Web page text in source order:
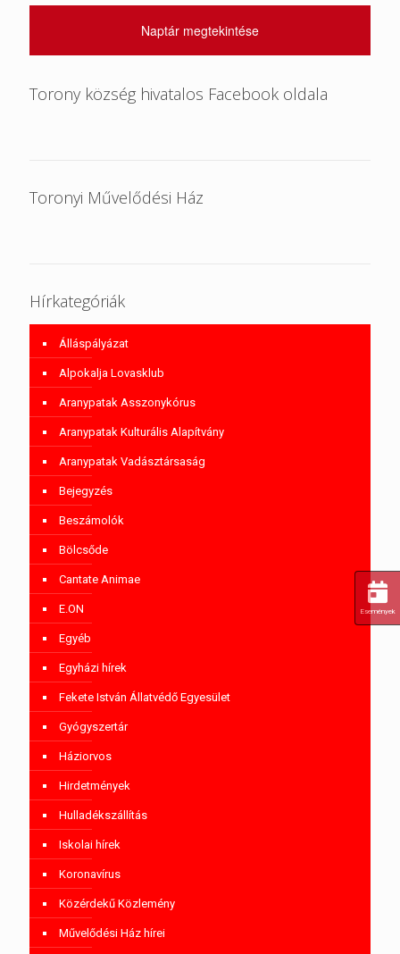
Naptár megtekintése
Torony község hivatalos Facebook oldala
Toronyi Művelődési Ház
Hírkategóriák
Álláspályázat
Alpokalja Lovasklub
Aranypatak Asszonykórus
Aranypatak Kulturális Alapítvány
Aranypatak Vadásztársaság
Bejegyzés
Beszámolók
Bölcsőde
Cantate Animae
E.ON
Egyéb
Egyházi hírek
Fekete István Állatvédő Egyesület
Gyógyszertár
Háziorvos
Hirdetmények
Hulladékszállítás
Iskolai hírek
Koronavírus
Közérdekű Közlemény
Művelődési Ház hírei
Események